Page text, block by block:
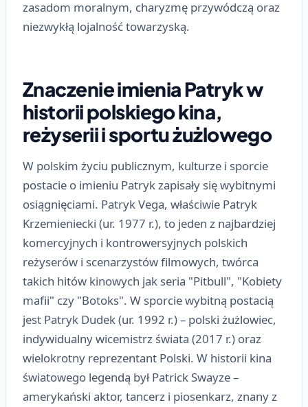
zasadom moralnym, charyzmę przywódczą oraz
niezwykłą lojalność towarzyską.
Znaczenie imienia Patryk w
historii polskiego kina,
reżyserii i sportu żużlowego
W polskim życiu publicznym, kulturze i sporcie
postacie o imieniu Patryk zapisały się wybitnymi
osiągnięciami. Patryk Vega, właściwie Patryk
Krzemieniecki (ur. 1977 r.), to jeden z najbardziej
komercyjnych i kontrowersyjnych polskich
reżyserów i scenarzystów filmowych, twórca
takich hitów kinowych jak seria "Pitbull", "Kobiety
mafii" czy "Botoks". W sporcie wybitną postacią
jest Patryk Dudek (ur. 1992 r.) – polski żużlowiec,
indywidualny wicemistrz świata (2017 r.) oraz
wielokrotny reprezentant Polski. W historii kina
światowego legendą był Patrick Swayze –
amerykański aktor, tancerz i piosenkarz, znany z